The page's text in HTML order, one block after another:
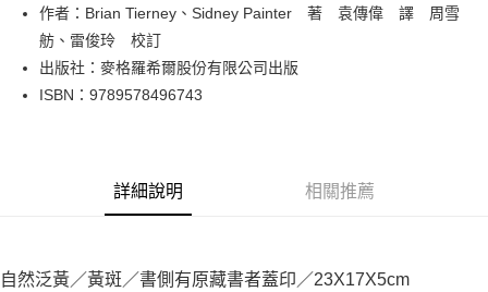
Apple Pay
街口支付
悠遊付
1.本服務由台灣大哥大提供，台灣大哥大用戶可立即使用無須另外申請。
AFTEE先享後付
作者：Brian Tierney、Sidney Painter 著 袁傳偉 譯 周雪
舫、雷俊玲 校訂
出版社：麥格羅希爾股份有限公司出版
ISBN：9789578496743
詳細說明 相關推薦
自然泛黃／黃斑／書側有原藏書者蓋印／23X17X5cm